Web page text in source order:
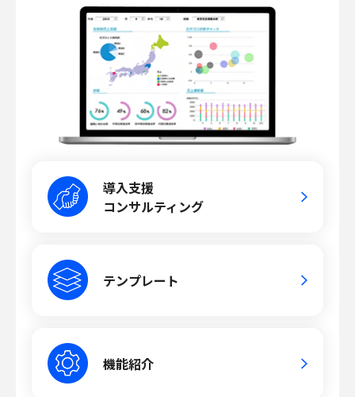
導入支援
コンサルティング
テンプレート
機能紹介